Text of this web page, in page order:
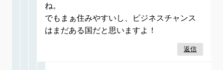
ね。
でもまぁ住みやすいし、ビジネスチャンス
はまだある国だと思いますよ！
返信